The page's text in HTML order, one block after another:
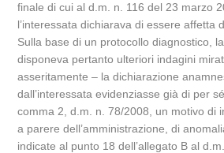
finale di cui al d.m. n. 116 del 23 marzo
l’interessata dichiarava di essere affetta
Sulla base di un protocollo diagnostico,
disponeva pertanto ulteriori indagini
asseritamente – la dichiarazione
dall’interessata evidenziasse già di per
comma 2, d.m. n. 78/2008, un motivo di
a parere dell’amministrazione, di
indicate al punto 18 dell’allegato B al